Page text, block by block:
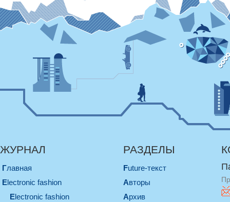
ЖУРНАЛ
Главная
electronic fashion
electronic fashion
РАЗДЕЛЫ
Future-текст
Авторы
Архив